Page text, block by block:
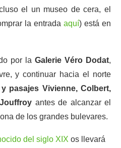
el un museo de cera, el
la entrada aquí) está en
por la Galerie Véro Dodat,
y continuar hacia el norte
pasajes Vivienne, Colbert,
antes de alcanzar el
de los grandes bulevares.
del siglo XIX os llevará